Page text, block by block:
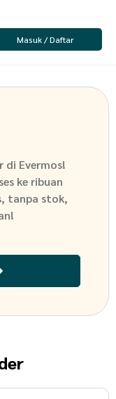
Masuk / Daftar
di Evermos!
ke ribuan
tanpa stok,